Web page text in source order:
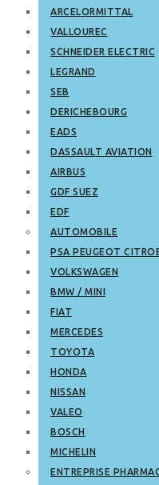
ARCELORMITTAL
VALLOUREC
SCHNEIDER ELECTRIC
LEGRAND
SEB
DERICHEBOURG
EADS
DASSAULT AVIATION
AIRBUS
GDF SUEZ
EDF
AUTOMOBILE
PSA PEUGEOT
VOLKSWAGEN
BMW / MINI
FIAT
MERCEDES
TOYOTA
HONDA
NISSAN
VALEO
BOSCH
MICHELIN
ENTREPRISE